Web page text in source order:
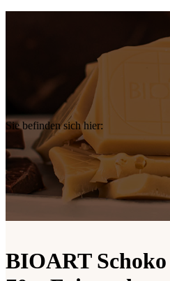
Sie befinden sich hier:
BIOART